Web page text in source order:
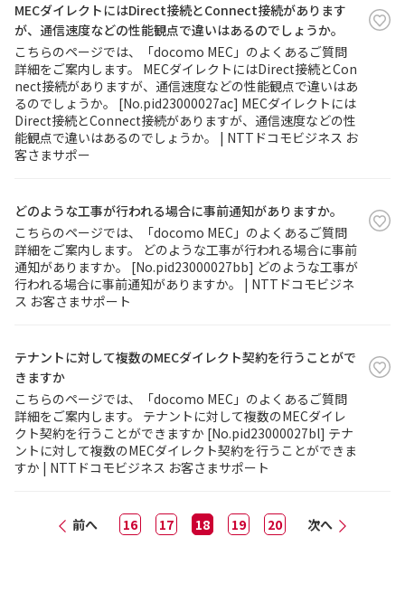
MECダイレクトにはDirect接続とConnect接続があります
が、通信速度などの性能観点で違いはあるのでしょうか。
こちらのページでは、「docomo MEC」のよくあるご質問
詳細をご案内します。 MECダイレクトにはDirect接続とCon
nect接続がありますが、通信速度などの性能観点で違いはあ
るのでしょうか。 [No.pid23000027ac] MECダイレクトには
Direct接続とConnect接続がありますが、通信速度などの性
能観点で違いはあるのでしょうか。 | NTTドコモビジネス お
客さまサポー
どのような工事が行われる場合に事前通知がありますか。
こちらのページでは、「docomo MEC」のよくあるご質問
詳細をご案内します。 どのような工事が行われる場合に事前
通知がありますか。 [No.pid23000027bb] どのような工事が
行われる場合に事前通知がありますか。 | NTTドコモビジネ
ス お客さまサポート
テナントに対して複数のMECダイレクト契約を行うことがで
きますか
こちらのページでは、「docomo MEC」のよくあるご質問
詳細をご案内します。 テナントに対して複数のMECダイレ
クト契約を行うことができますか [No.pid23000027bl] テナ
ントに対して複数のMECダイレクト契約を行うことができま
すか | NTTドコモビジネス お客さまサポート
前へ 16 17 18 19 20 次へ